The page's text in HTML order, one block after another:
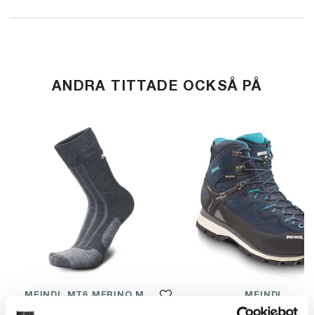
ANDRA TITTADE OCKSÅ PÅ
VANDRING "MERINO"
MEINDL
TERLAN LADY GTX®